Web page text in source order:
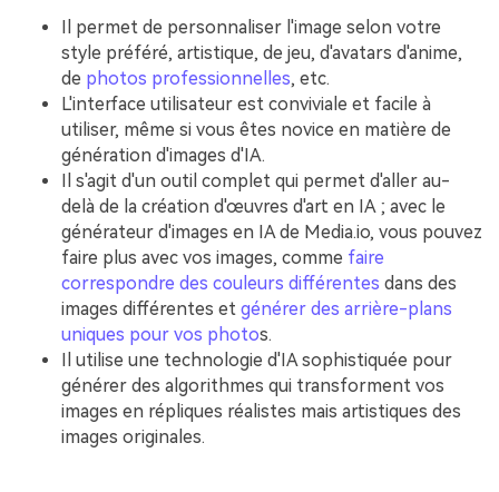
Il permet de personnaliser l'image selon votre
style préféré, artistique, de jeu, d'avatars d'anime,
de photos professionnelles, etc.
L'interface utilisateur est conviviale et facile à
utiliser, même si vous êtes novice en matière de
génération d'images d'IA.
Il s'agit d'un outil complet qui permet d'aller au-
delà de la création d'œuvres d'art en IA ; avec le
générateur d'images en IA de Media.io, vous pouvez
faire plus avec vos images, comme faire
correspondre des couleurs différentes dans des
images différentes et générer des arrière-plans
uniques pour vos photos.
Il utilise une technologie d'IA sophistiquée pour
générer des algorithmes qui transforment vos
images en répliques réalistes mais artistiques des
images originales.